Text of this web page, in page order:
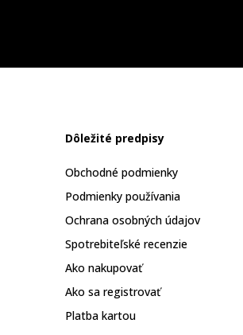
Dôležité predpisy
Obchodné podmienky
Podmienky používania
Ochrana osobných údajov
Spotrebiteľské recenzie
Ako nakupovať
Ako sa registrovať
Platba kartou